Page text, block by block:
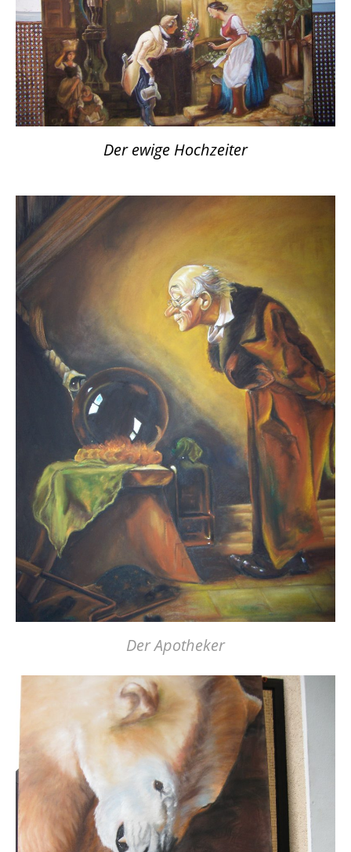
Der ewige Hochzeiter
Der Apotheker